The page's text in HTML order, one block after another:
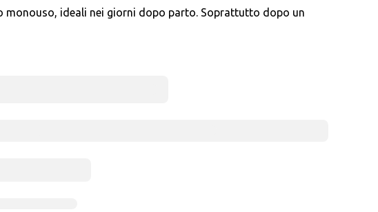
monouso, ideali nei giorni dopo parto. Soprattutto dopo un